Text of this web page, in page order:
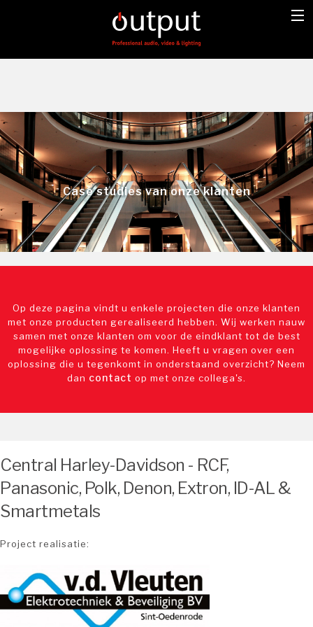
Case studies van onze klanten
Op deze pagina vindt u enkele projecten die onze klanten
met onze producten gerealiseerd hebben. Wij werken nauw
samen met onze klanten om voor de eindklant tot de best
mogelijke oplossing te komen. Heeft u vragen over een
oplossing die u tegenkomt in onderstaand overzicht? Neem
dan contact op met onze collega's.
Central Harley-Davidson - RCF,
Panasonic, Polk, Denon, Extron, ID-AL &
Smartmetals
Project realisatie: